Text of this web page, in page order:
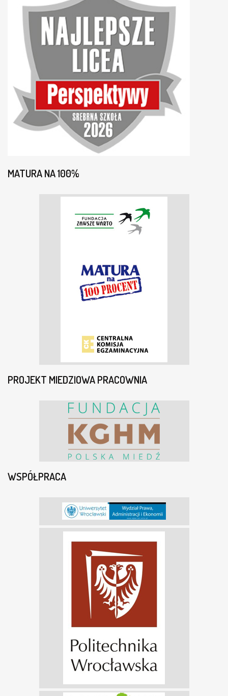
MATURA NA 100%
PROJEKT MIEDZIOWA PRACOWNIA
WSPÓŁPRACA